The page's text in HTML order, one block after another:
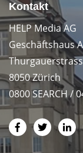
Kontakt
HELP Media AG
Geschäftshaus
8050 Zürich
0800 SEARCH /